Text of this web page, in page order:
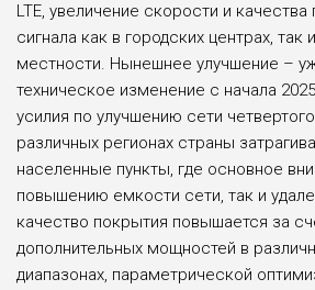
LTE, увеличение скорости и
сигнала как в городских центрах, так
местности. Нынешнее улучшение –
техническое изменение с начала
усилия по улучшению сети
различных регионах страны
населенные пункты, где основное
повышению емкости сети, так и
качество покрытия повышается за
дополнительных мощностей в
диапазонах, параметрической